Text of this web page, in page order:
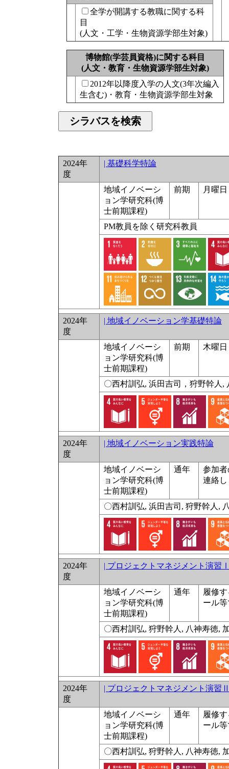
全学が開講する教職に関する科
目
(人文・工学・生物資源学部生対象)
博物館(学芸員資格)に関する科目
(人文・教育・生物資源学部生対象)
2012年以降度入学の人文(3年次編入
生含む)・教育・生物資源学部生対象
2024年
度
| 基礎科学特論
地域イノベーシ
ョン学研究科(博
士前期課程)
前期 月曜
PM教員を除く研究科教員
2024年
度
| 地域イノベーション学基礎特論
地域イノベーシ
ョン学研究科(博
士前期課程)
前期 木曜日
〇西村訓弘, 浜田吉司，狩野幹人,
2024年
度
| 地域イノベーション実践特論
地域イノベーシ
ョン学研究科(博
士前期課程)
通年
参加
連絡
〇西村訓弘, 浜田吉司, 狩野幹人,
2024年
度
| プロジェクトマネジメント演習
地域イノベーシ
ョン学研究科(博
士前期課程)
通年
履修
ール
〇西村訓弘, 狩野幹人, 八神寿徳,
2024年
度
| プロジェクトマネジメント演習
地域イノベーシ
ョン学研究科(博
士前期課程)
通年
履修
ール
〇西村訓弘, 狩野幹人, 八神寿徳,